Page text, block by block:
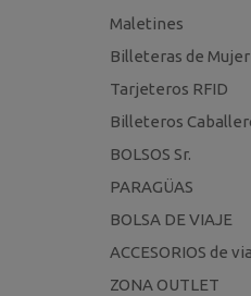
Maletines
Billeteras de Mujer
Tarjeteros RFID
Billeteros
BOLSOS Sr.
PARAGÜAS
BOLSA DE VIAJE
ACCESORIOS de
ZONA OUTLET